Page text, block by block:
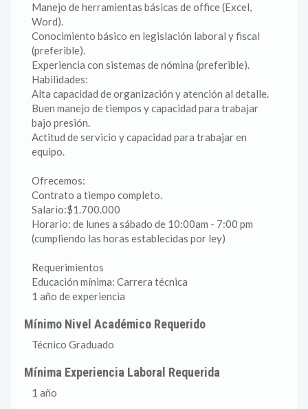
Manejo de herramientas básicas de office (Excel,
Word).
Conocimiento básico en legislación laboral y fiscal
(preferible).
Experiencia con sistemas de nómina (preferible).
Habilidades:
Alta capacidad de organización y atención al detalle.
Buen manejo de tiempos y capacidad para trabajar
bajo presión.
Actitud de servicio y capacidad para trabajar en
equipo.
Ofrecemos:
Contrato a tiempo completo.
Salario:$1.700.000
Horario: de lunes a sábado de 10:00am - 7:00 pm
(cumpliendo las horas establecidas por ley)
Requerimientos
Educación mínima: Carrera técnica
1 año de experiencia
Mínimo Nivel Académico Requerido
Técnico Graduado
Mínima Experiencia Laboral Requerida
1 año